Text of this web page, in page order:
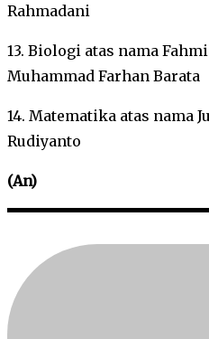
Rahmadani
13. Biologi atas nama
Muhammad Farhan Barata
14. Matematika atas nama
Rudiyanto
(An)